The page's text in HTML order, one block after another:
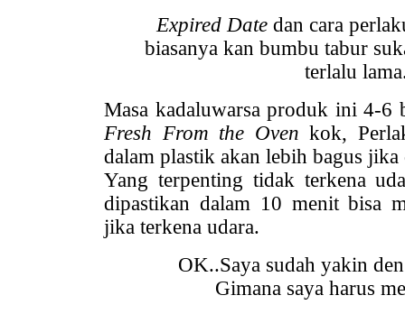
Expired Datedan cara
biasanya kan bumbu tabur
terlalu
Masa kadaluwarsa produk ini 4-6
Fresh From the Oven kok,
dalam plastik akan lebih bagus
Yang terpenting tidak terkena
dipastikan dalam 10 menit bisa
jika terkena udara.
OK..Saya sudah yakin
Gimana saya harus